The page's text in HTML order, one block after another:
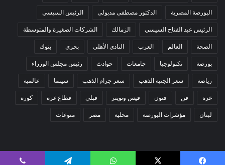
البورصة المصرية الدكتور مصطفى مدبولى الرئيس السيسي
الرئيس عبد الفتاح السيسي الزمالك الشركات الصغيرة والمتوسطة
الصحة العالم العرب النادي الأهلي بحري بنوك
بورصة تكنولوجيا جامعات حوادث رئيس مجلس الوزراء
رياضة سعر الجنيه الذهب سعر جرام الذهب سينما عالمية
غزة فن فنون فيس وتويتر قبلي قطاع غزة كورة
لبنان مؤشرات البورصة محلية مصر منوعات